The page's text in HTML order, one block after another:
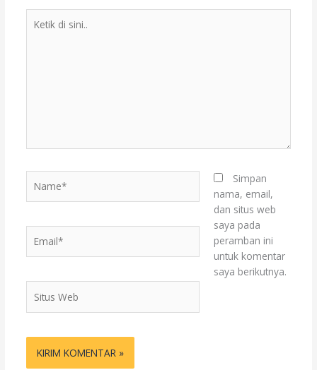
Web
Simpan
nama, email,
dan situs web
saya pada
peramban ini
untuk komentar
saya berikutnya.